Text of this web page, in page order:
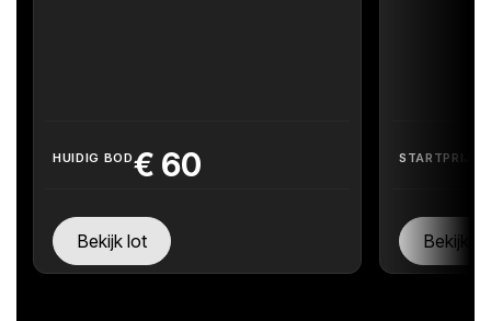
HUIDIG BOD€ 60
Bekijk lot
STARTPRIJS
Bekijk